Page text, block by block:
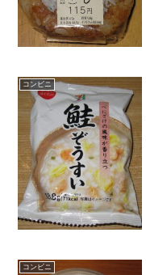
コンビニ
コンビニ